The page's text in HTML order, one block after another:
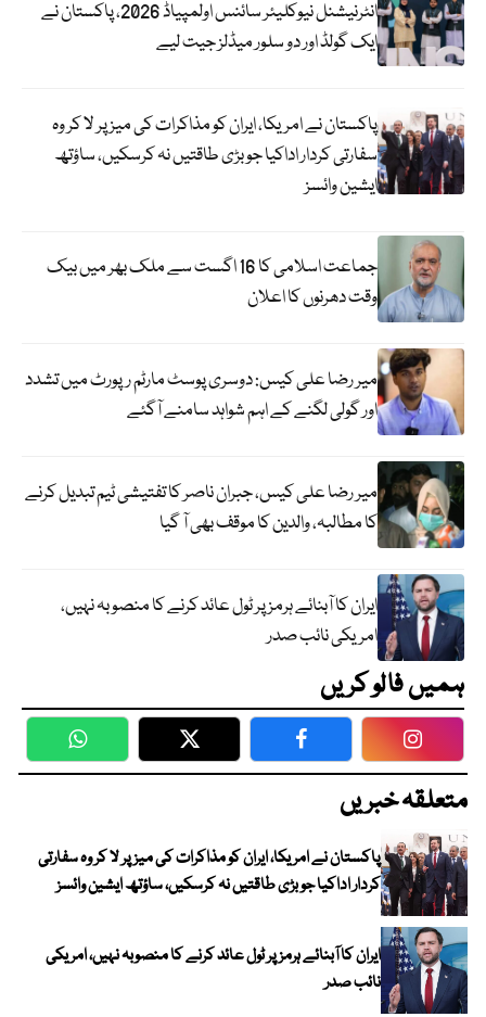
انٹرنیشنل نیوکلیئر سائنس اولمپیاڈ 2026، پاکستان نے
ایک گولڈ اور دو سلور میڈلز جیت لیے
پاکستان نے امریکا، ایران کو مذاکرات کی میز پر لا کر وہ
سفارتی کردار اداکیا جو بڑی طاقتیں نہ کرسکیں، ساؤتھ
ایشین وائسز
جماعت اسلامی کا 16 اگست سے ملک بھر میں بیک
وقت دھرنوں کا اعلان
میر رضا علی کیس: دوسری پوسٹ مارٹم رپورٹ میں تشدد
اور گولی لگنے کے اہم شواہد سامنے آگئے
میر رضا علی کیس، جبران ناصر کا تفتیشی ٹیم تبدیل کرنے
کا مطالبہ، والدین کا موقف بھی آ گیا
ایران کا آبنائے ہرمز پر ٹول عائد کرنے کا منصوبہ نہیں،
امریکی نائب صدر
ہمیں فالو کریں
WhatsApp Twitter Facebook
متعلقہ خبریں
پاکستان نے امریکا، ایران کو مذاکرات کی میز پر لا کر وہ سفارتی
کردار اداکیا جو بڑی طاقتیں نہ کرسکیں، ساؤتھ ایشین وائسز
ایران کا آبنائے ہرمز پر ٹول عائد کرنے کا منصوبہ نہیں، امریکی
نائب صدر